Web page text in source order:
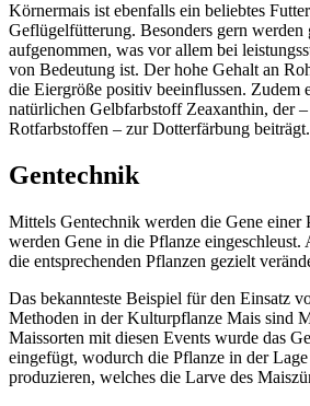
Körnermais ist ebenfalls ein beliebtes
Geflügelfütterung. Besonders gern werden
aufgenommen, was vor allem bei
von Bedeutung ist. Der hohe Gehalt an
die Eiergröße positiv beeinflussen. Zudem
natürlichen Gelbfarbstoff Zeaxanthin, der
Rotfarbstoffen – zur Dotterfärbung beiträgt.
Gentechnik
Mittels Gentechnik werden die Gene einer
werden Gene in die Pflanze eingeschleust.
die entsprechenden Pflanzen gezielt
Das bekannteste Beispiel für den Einsatz
Methoden in der Kulturpflanze Mais sind
Maissorten mit diesen Events wurde das
eingefügt, wodurch die Pflanze in der
produzieren, welches die Larve des